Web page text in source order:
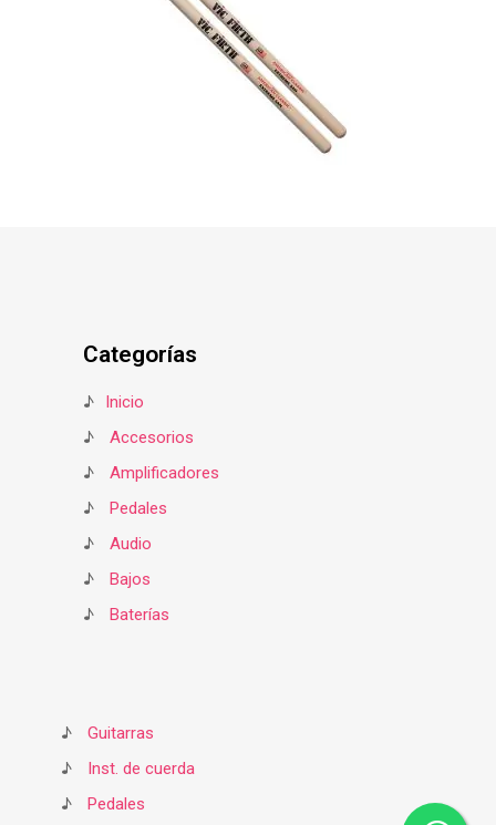
Categorías
♪
Inicio
♪
Accesorios
♪
Amplificadores
♪
Pedales
♪
Audio
♪
Bajos
♪
Baterías
♪
Guitarras
♪
Inst. de cuerda
♪
Pedales